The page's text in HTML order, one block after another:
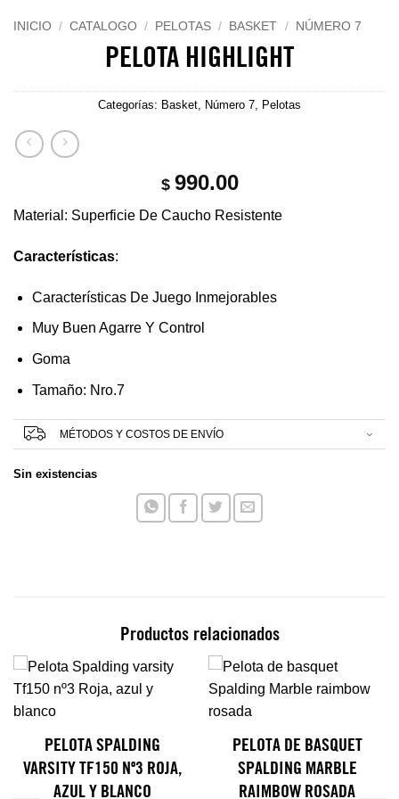
INICIO / CATALOGO / PELOTAS / BASKET / NÚMERO 7
PELOTA HIGHLIGHT
Categorías: Basket Número 7 Pelotas
$ 990.00
Material: Superficie De Caucho Resistente
Características:
Características De Juego Inmejorables
Muy Buen Agarre Y Control
Goma
Tamaño: Nro.7
MÉTODOS Y COSTOS DE ENVÍO
Sin existencias
Productos relacionados
PELOTA SPALDING
VARSITY TF150 Nº3 ROJA,
AZUL Y BLANCO
PELOTA DE BASQUET
SPALDING MARBLE
RAIMBOW ROSADA